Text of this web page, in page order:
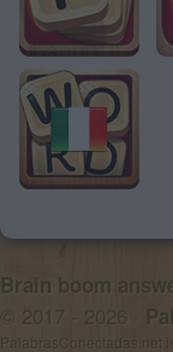
Brain boom
© 2017 - 2026 ·
PalabrasConectadas.net